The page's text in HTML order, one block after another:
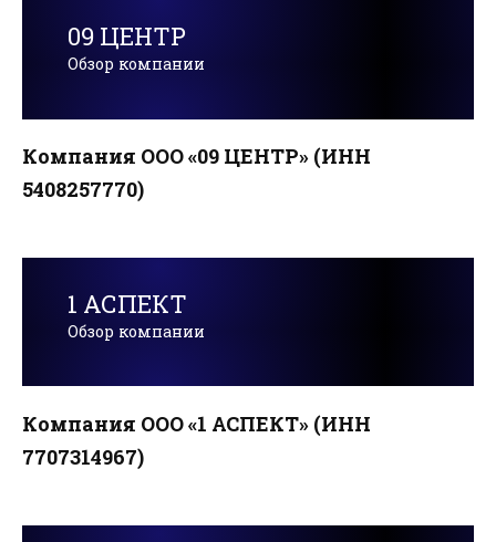
09 ЦЕНТР
Обзор компании
Компания ООО «09 ЦЕНТР» (ИНН
5408257770)
1 АСПЕКТ
Обзор компании
Компания ООО «1 АСПЕКТ» (ИНН
7707314967)